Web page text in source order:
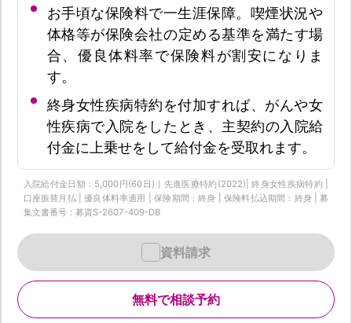
お手頃な保険料で一生涯保障。喫煙状況や
体格等が保険会社の定める基準を満たす場
合、優良体料率で保険料が割安になりま
す。
終身女性疾病特約を付加すれば、がんや女
性疾病で入院をしたとき、主契約の入院給
付金に上乗せをして給付金を受取れます。
入院給付金日額：5,000円(60日)｜先進医療特約(2022)| 終身女性疾病特約 |
口座振替月払 | 優良体料率適用 | 保険期間：終身 | 保険料払込期間：終身 | 募
集文書番号：募資S-2607-409-DB
無料で相談予約
資料請求